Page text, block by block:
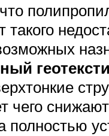
такого
чего